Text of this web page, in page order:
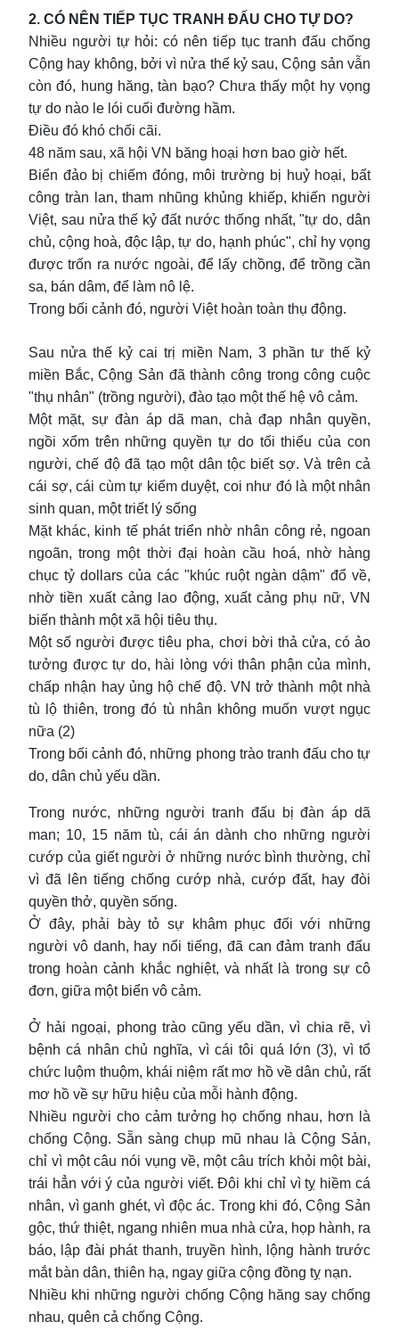
2. CÓ NÊN TIẾP TỤC TRANH ĐẤU CHO TỰ DO?
Nhiều người tự hỏi: có nên tiếp tục tranh đấu chống
Cộng hay không, bởi vì nửa thế kỷ sau, Cộng sản vẫn
còn đó, hung hăng, tàn bạo? Chưa thấy một hy vọng
tự do nào le lói cuối đường hầm.
Điều đó khó chối cãi.
48 năm sau, xã hội VN băng hoại hơn bao giờ hết.
Biển đảo bị chiếm đóng, môi trường bị huỷ hoại, bất
công tràn lan, tham nhũng khủng khiếp, khiến người
Việt, sau nửa thế kỷ đất nước thống nhất, "tự do, dân
chủ, cộng hoà, độc lập, tự do, hạnh phúc", chỉ hy vọng
được trốn ra nước ngoài, để lấy chồng, để trồng cần
sa, bán dâm, để làm nô lệ.
Trong bối cảnh đó, người Việt hoàn toàn thụ động.
Sau nửa thế kỷ cai trị miền Nam, 3 phần tư thế kỷ
miền Bắc, Cộng Sản đã thành công trong công cuộc
"thụ nhân" (trồng người), đào tạo một thế hệ vô cảm.
Một mặt, sự đàn áp dã man, chà đạp nhân quyền,
ngồi xổm trên những quyền tự do tối thiểu của con
người, chế độ đã tạo một dân tộc biết sợ. Và trên cả
cái sợ, cái cùm tự kiểm duyệt, coi như đó là một nhân
sinh quan, một triết lý sống
Mặt khác, kinh tế phát triển nhờ nhân công rẻ, ngoan
ngoãn, trong một thời đại hoàn cầu hoá, nhờ hàng
chục tỷ dollars của các "khúc ruột ngàn dậm" đổ về,
nhờ tiền xuất cảng lao động, xuất cảng phụ nữ, VN
biến thành một xã hội tiêu thụ.
Một số người được tiêu pha, chơi bời thả cửa, có ảo
tưởng được tự do, hài lòng với thân phận của mình,
chấp nhận hay ủng hộ chế độ. VN trở thành một nhà
tù lộ thiên, trong đó tù nhân không muốn vượt ngục
nữa (2)
Trong bối cảnh đó, những phong trào tranh đấu cho tự
do, dân chủ yếu dần.
Trong nước, những người tranh đấu bị đàn áp dã
man; 10, 15 năm tù, cái án dành cho những người
cướp của giết người ở những nước bình thường, chỉ
vì đã lên tiếng chống cướp nhà, cướp đất, hay đòi
quyền thở, quyền sống.
Ở đây, phải bày tỏ sự khâm phục đối với những
người vô danh, hay nổi tiếng, đã can đảm tranh đấu
trong hoàn cảnh khắc nghiệt, và nhất là trong sự cô
đơn, giữa một biển vô cảm.
Ở hải ngoại, phong trào cũng yếu dần, vì chia rẽ, vì
bệnh cá nhân chủ nghĩa, vì cái tôi quá lớn (3), vì tổ
chức luộm thuộm, khái niệm rất mơ hồ về dân chủ, rất
mơ hồ về sự hữu hiệu của mỗi hành động.
Nhiều người cho cảm tưởng họ chống nhau, hơn là
chống Cộng. Sẵn sàng chụp mũ nhau là Cộng Sản,
chỉ vì một câu nói vụng về, một câu trích khỏi một bài,
trái hẳn với ý của người viết. Đôi khi chỉ vì tỵ hiềm cá
nhân, vì ganh ghét, vì độc ác. Trong khi đó, Cộng Sản
gộc, thứ thiệt, ngang nhiên mua nhà cửa, họp hành, ra
báo, lập đài phát thanh, truyền hình, lộng hành trước
mắt bàn dân, thiên hạ, ngay giữa cộng đồng tỵ nạn.
Nhiều khi những người chống Cộng hăng say chống
nhau, quên cả chống Cộng.